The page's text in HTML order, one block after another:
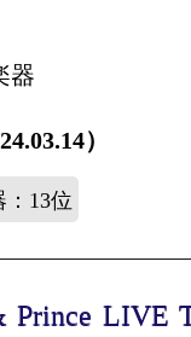
器
）
13位
Prince LIVE